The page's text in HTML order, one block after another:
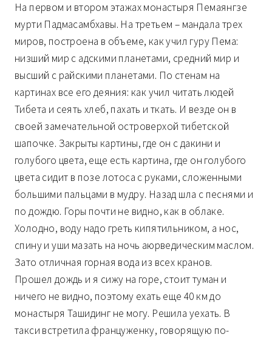
На первом и втором этажах монастыря Пемаянгзе
мурти Падмасамбхавы. На третьем – мандала трех
миров, построена в объеме, как учил гуру Пема:
низший мир с адскими планетами, средний мир и
высший с райскими планетами. По стенам на
картинах все его деяния: как учил читать людей
Тибета и сеять хлеб, пахать и ткать. И везде он в
своей замечательной островерхой тибетской
шапочке. Закрыты картины, где он с дакини и
голубого цвета, еще есть картина, где он голубого
цвета сидит в позе лотоса с руками, сложенными
большими пальцами в мудру. Назад шла с песнями и
по дождю. Горы почти не видно, как в облаке.
Холодно, воду надо греть кипятильником, а нос,
спину и уши мазать на ночь аюрведическим маслом.
Зато отличная горная вода из всех кранов.
Прошел дождь и я сижу на горе, стоит туман и
ничего не видно, поэтому ехать еще 40 км до
монастыря Ташидинг не могу. Решила уехать. В
такси встретила француженку, говорящую по-